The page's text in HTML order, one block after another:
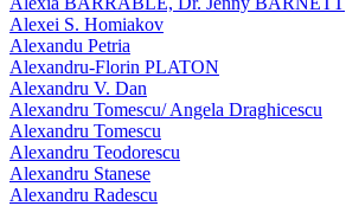
Alexei S. Homiakov
Alexandu Petria
Alexandru-Florin PLATON
Alexandru V. Dan
Alexandru Tomescu/ Angela Draghicescu
Alexandru Tomescu
Alexandru Teodorescu
Alexandru Stanese
Alexandru Radescu